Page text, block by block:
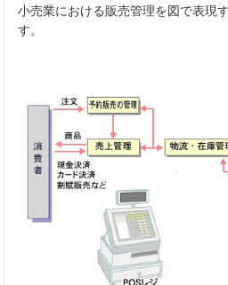
小売業における販売管理を図で表現
す。